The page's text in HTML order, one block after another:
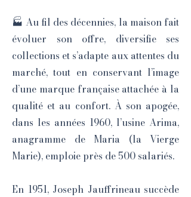
🏭 Au fil des décennies, la maison fait
évoluer son offre, diversifie ses
collections et s’adapte aux attentes du
marché, tout en conservant l’image
d’une marque française attachée à la
qualité et au confort. À son apogée,
dans les années 1960, l’usine Arima,
anagramme de Maria (la Vierge
Marie), emploie près de 500 salariés.
En 1951, Joseph Jauffrineau succède